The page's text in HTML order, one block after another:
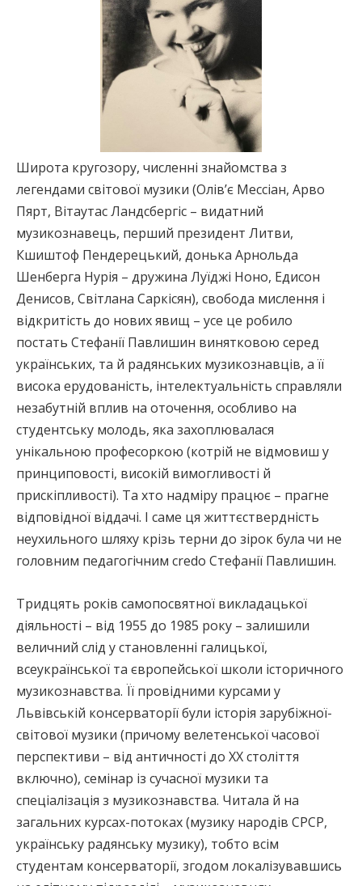
Широта кругозору, численні знайомства з
легендами світової музики (Олів’є Мессіан, Арво
Пярт, Вітаутас Ландсбергіс – видатний
музикознавець, перший президент Литви,
Кшиштоф Пендерецький, донька Арнольда
Шенберга Нурія – дружина Луїджі Ноно, Едисон
Денисов, Світлана Саркісян), свобода мислення і
відкритість до нових явищ – усе це робило
постать Стефанії Павлишин винятковою серед
українських, та й радянських музикознавців, а її
висока ерудованість, інтелектуальність справляли
незабутній вплив на оточення, особливо на
студентську молодь, яка захоплювалася
унікальною професоркою (котрій не відмовиш у
принциповості, високій вимогливості й
прискіпливості). Та хто надміру працює – прагне
відповідної віддачі. І саме ця життєствердність
неухильного шляху крізь терни до зірок була чи не
головним педагогічним credo Стефанії Павлишин.
Тридцять років самопосвятної викладацької
діяльності – від 1955 до 1985 року – залишили
величний слід у становленні галицької,
всеукраїнської та європейської школи історичного
музикознавства. Її провідними курсами у
Львівській консерваторії були історія зарубіжної-
світової музики (причому велетенської часової
перспективи – від античності до ХХ століття
включно), семінар із сучасної музики та
спеціалізація з музикознавства. Читала й на
загальних курсах-потоках (музику народів СРСР,
українську радянську музику), тобто всім
студентам консерваторії, згодом локалізувавшись